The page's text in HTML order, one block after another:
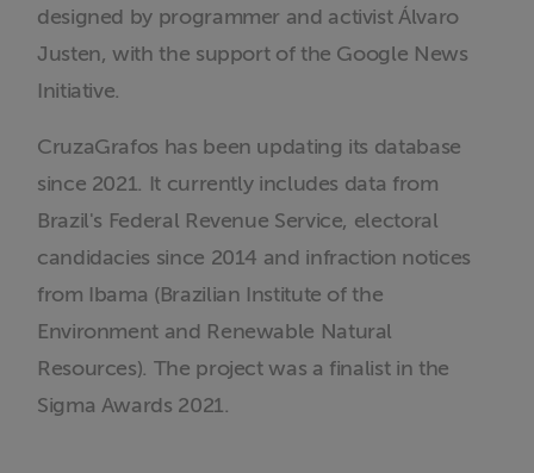
dos
Homenageados
Associe-se
ABRAJI
>> Conteúdo
exclusivo para
associados
designed by programmer and activist Álvaro
Justen, with the support of the Google News
Initiative.
CruzaGrafos has been updating its database
since 2021. It currently includes data from
Brazil's Federal Revenue Service, electoral
candidacies since 2014 and infraction notices
from Ibama (Brazilian Institute of the
Environment and Renewable Natural
Resources). The project was a finalist in the
Sigma Awards 2021.